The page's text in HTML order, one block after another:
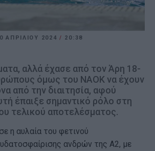
ΑΠΡΙΛΊΟΥ 2024/ 20:38
αλλά έχασε από τον Άρη 18-
όμως του ΝΑΟΚ να έχουν
από την διαιτησία, αφού
έπαιξε σημαντικό ρόλο στη
τελικού αποτελέσματος.
η αυλαία του φετινού
ανδρών της Α2, με